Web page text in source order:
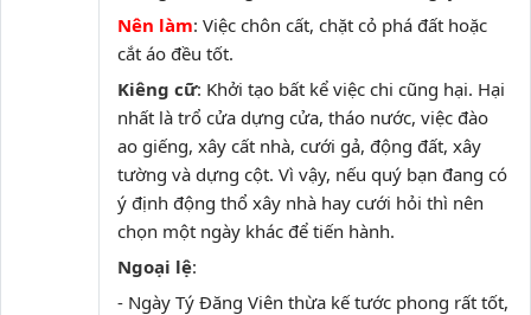
Nên làm: Việc chôn cất, chặt cỏ phá đất hoặc
cắt áo đều tốt.
Kiêng cữ: Khởi tạo bất kể việc chi cũng hại. Hại
nhất là trổ cửa dựng cửa, tháo nước, việc đào
ao giếng, xây cất nhà, cưới gả, động đất, xây
tường và dựng cột. Vì vậy, nếu quý bạn đang có
ý định động thổ xây nhà hay cưới hỏi thì nên
chọn một ngày khác để tiến hành.
Ngoại lệ:
- Ngày Tý Đăng Viên thừa kế tước phong rất tốt,